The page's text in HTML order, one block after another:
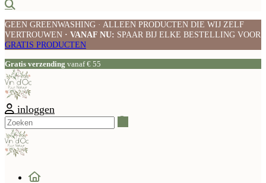
GEEN GREENWASHING · ALLEEN PRODUCTEN DIE WIJ ZELF
VERTROUWEN · VANAF NU: SPAAR BIJ ELKE BESTELLING VOOR
GRATIS PRODUCTEN
Gratis verzending vanaf € 55
inloggen